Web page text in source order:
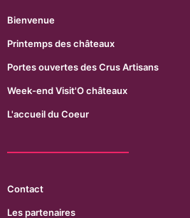
Bienvenue
Printemps des châteaux
Portes ouvertes des Crus Artisans
Week-end Visit'O châteaux
L'accueil du Coeur
Contact
Les partenaires